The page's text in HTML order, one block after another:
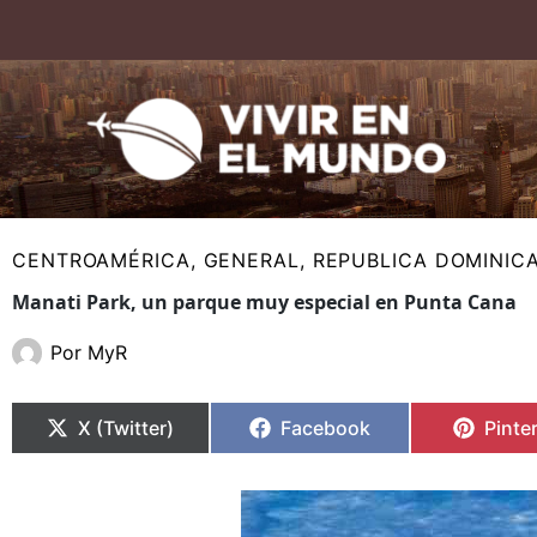
contenido
CENTROAMÉRICA, GENERAL, REPUBLICA
Manati Park, un parque muy especial en Punta Cana
Por MyR
en
X (Twitter)
en
Facebook
en
en
en
en